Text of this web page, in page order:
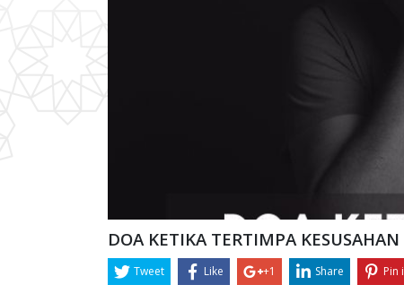
DOA KETIKA TERTIMPA KESUSAHAN
Tweet Like +1 Share Pin